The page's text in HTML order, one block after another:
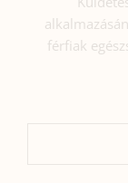
férfiak